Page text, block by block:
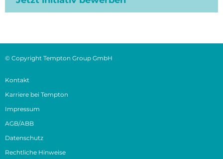
© Copyright Tempton Group GmbH
Kontakt
Karriere bei Tempton
Impressum
AGB/ABB
Datenschutz
Rechtliche Hinweise